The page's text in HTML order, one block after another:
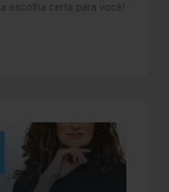
escolha certa para você!